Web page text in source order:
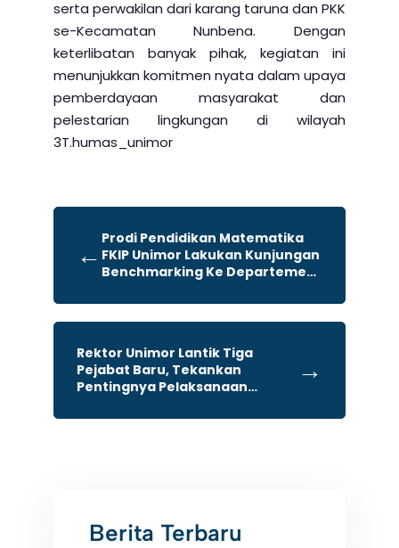
serta perwakilan dari karang taruna dan PKK
se-Kecamatan Nunbena. Dengan
keterlibatan banyak pihak, kegiatan ini
menunjukkan komitmen nyata dalam upaya
pemberdayaan masyarakat dan
pelestarian lingkungan di wilayah
3T.humas_unimor
← Prodi Pendidikan Matematika
FKIP Unimor Lakukan Kunjungan
Benchmarking Ke Departemen
Rektor Unimor Lantik Tiga
Pejabat Baru, Tekankan
Pentingnya Pelaksanaan
→
Berita Terbaru